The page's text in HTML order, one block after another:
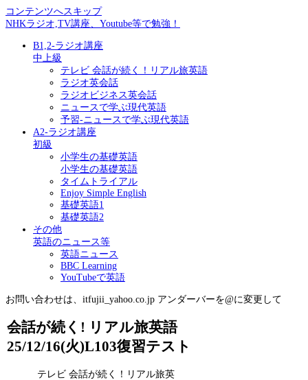
コンテンツへスキップ
NHKラジオ,TV講座、Youtube等で勉強！
B1,2-ラジオ講座
中上級
テレビ 会話が続く！リアル旅英語
ラジオ英会話
ラジオビジネス英会話
ニュースで学ぶ現代英語
予習-ニュースで学ぶ現代英語
A2-ラジオ講座
初級
小学生の基礎英語
小学生の基礎英語
タイムトライアル
Enjoy Simple English
基礎英語1
基礎英語2
その他
英語のニュース等
英語ニュース
BBC Learning
YouTubeで英語
お問い合わせは、itfujii_yahoo.co.jp アンダーバーを@に変更して
会話が続く! リアル旅英語
25/12/16(火)L103復習テスト
テレビ 会話が続く！リアル旅英